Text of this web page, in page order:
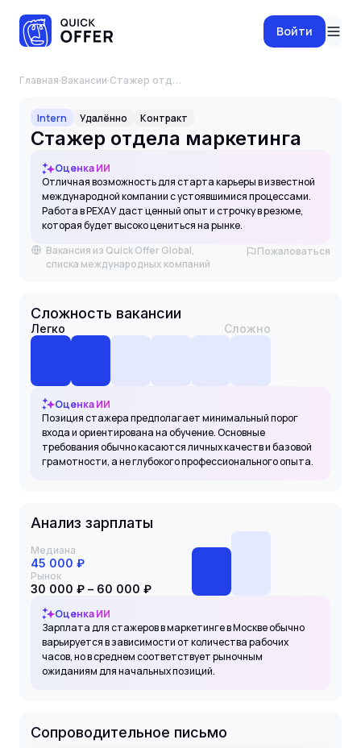
Войти
Главная·Вакансии· Стажер отдела маркетинга
Intern Удалённо Контракт
Стажер отдела маркетинга
Оценка ИИ
Отличная возможность для старта карьеры в известной
международной компании с устоявшимися процессами.
Работа в РЕХАУ даст ценный опыт и строчку в резюме,
которая будет высоко цениться на рынке.
Вакансия из Quick Offer Global,
списка международных компаний
Пожаловаться
Сложность вакансии
Легко Сложно
Оценка ИИ
Позиция стажера предполагает минимальный порог
входа и ориентирована на обучение. Основные
требования обычно касаются личных качеств и базовой
грамотности, а не глубокого профессионального опыта.
Анализ зарплаты
Медиана
45 000 ₽
Рынок
30 000 ₽ – 60 000 ₽
Оценка ИИ
Зарплата для стажеров в маркетинге в Москве обычно
варьируется в зависимости от количества рабочих
часов, но в среднем соответствует рыночным
ожиданиям для начальных позиций.
Сопроводительное письмо